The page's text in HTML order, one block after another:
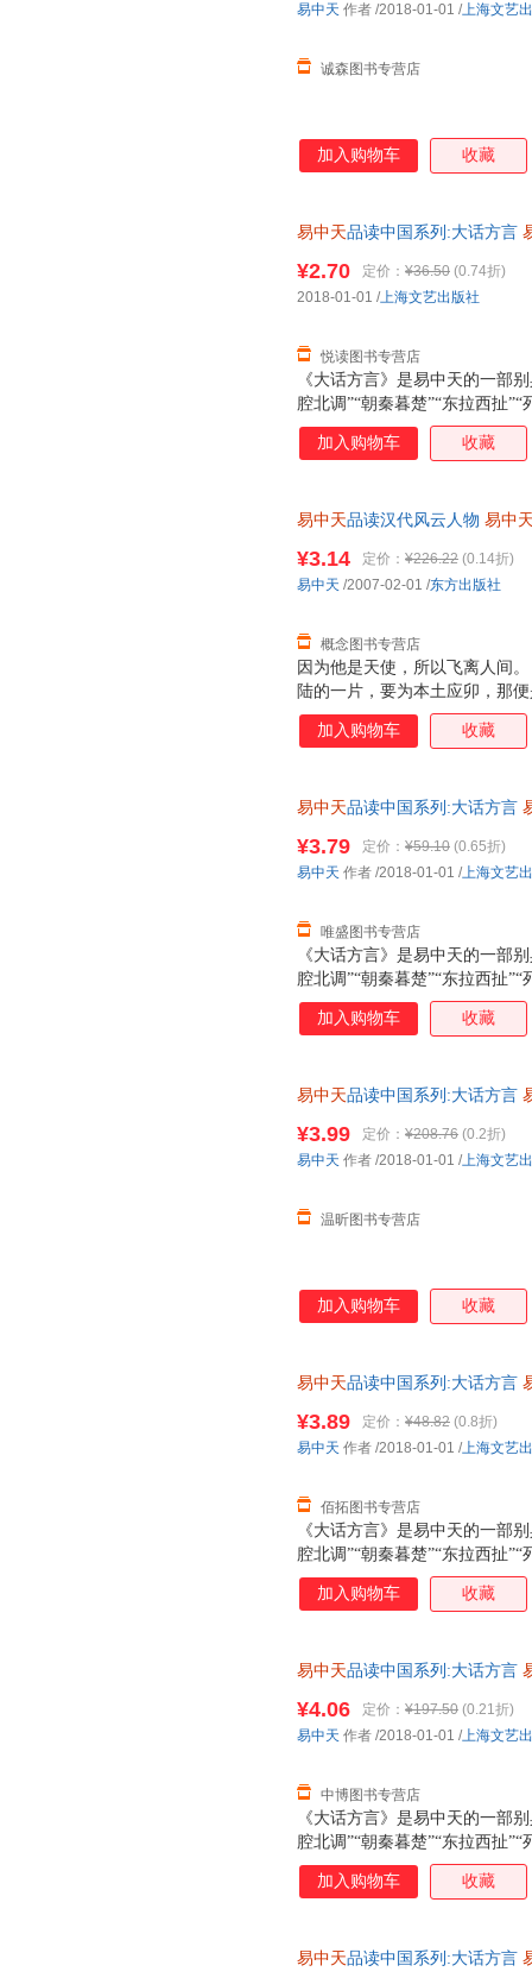
诚森图书专营店
易中天 作者 /2018-01-01 /上海文艺
加入购物车 收藏
易中天品读中国系列:大话方言
《大话方言》是易中天的一部
腔北调”“朝秦暮楚”“东拉西扯
对中国各地方言文化进行全面
内容穿古越今、走州过省，追
¥2.70 定价： ¥36.50 (0.74折)
悦读图书专营店
2018-01-01 /上海文艺出版社
加入购物车 收藏
易中天品读汉代风云人物 易中
因为他是天使，所以飞离人间
陆的一片，要为本土应卯，那
庄园，不论是你的，还是朋友
死亡，都是我的减少，作为人
¥3.14 定价： ¥226.22 (0.14折)
概念图书专营店
易中天 /2007-02-01 /东方出版社
加入购物车 收藏
易中天品读中国系列:大话方言
《大话方言》是易中天的一部
腔北调”“朝秦暮楚”“东拉西扯
对中国各地方言文化进行全面
内容穿古越今、走州过省，追
¥3.79 定价： ¥59.10 (0.65折)
唯盛图书专营店
易中天 作者 /2018-01-01 /上海文艺
加入购物车 收藏
易中天品读中国系列:大话方言
¥3.99 定价： ¥208.76 (0.2折)
温昕图书专营店
易中天 作者 /2018-01-01 /上海文艺
加入购物车 收藏
易中天品读中国系列:大话方言
《大话方言》是易中天的一部
腔北调”“朝秦暮楚”“东拉西扯
对中国各地方言文化进行全面
内容穿古越今、走州过省，追
¥3.89 定价： ¥48.82 (0.8折)
佰拓图书专营店
易中天 作者 /2018-01-01 /上海文艺
加入购物车 收藏
易中天品读中国系列:大话方言
《大话方言》是易中天的一部
腔北调”“朝秦暮楚”“东拉西扯
对中国各地方言文化进行全面
内容穿古越今、走州过省，追
¥4.06 定价： ¥197.50 (0.21折)
中博图书专营店
易中天 作者 /2018-01-01 /上海文艺
加入购物车 收藏
易中天品读中国系列:大话方言